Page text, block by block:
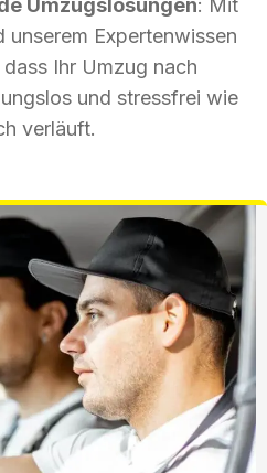
Umzugslösungen: Mit
unserem Expertenwissen
Ihr Umzug nach
und stressfrei wie
verläuft.